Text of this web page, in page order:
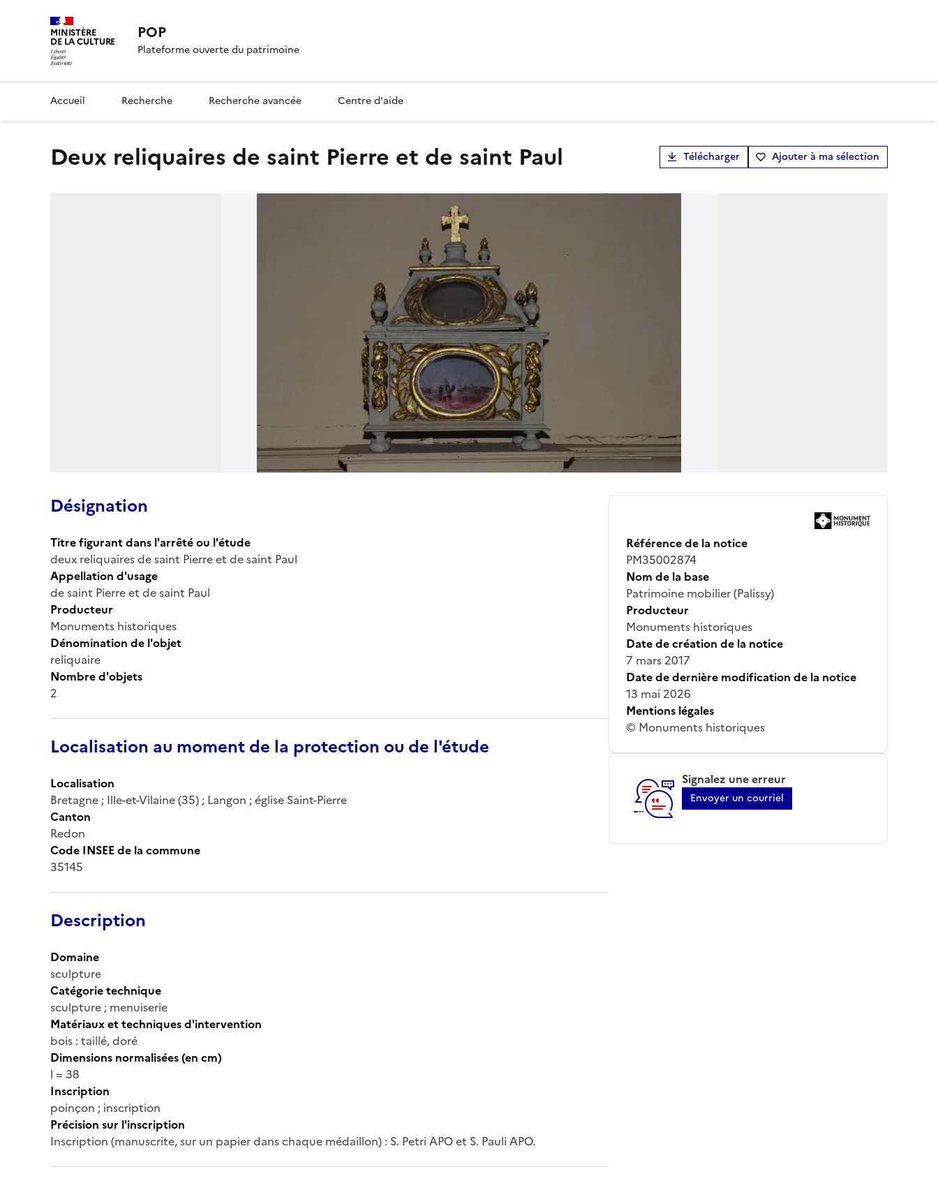
MINISTÈRE
DE LA CULTURE POP
Plateforme ouverte du patrimoine
Accueil Recherche Recherche avancée Centre d'aide
deux reliquaires de saint Pierre et de saint Paul Télécharger Ajouter à ma sélection
Désignation
Titre figurant dans l'arrêté ou l'étude
deux reliquaires de saint Pierre et de saint Paul
Appellation d'usage
de saint Pierre et de saint Paul
Producteur
Monuments historiques
Dénomination de l'objet
reliquaire
Nombre d'objets
2
Localisation au moment de la protection ou de l'étude
Localisation
Bretagne ; Ille-et-Vilaine (35) ; Langon ; église Saint-Pierre
Canton
Redon
Code INSEE de la commune
35145
Description
Domaine
sculpture
Catégorie technique
sculpture ; menuiserie
Matériaux et techniques d'intervention
bois : taillé, doré
Dimensions normalisées (en cm)
l = 38
Inscription
poinçon ; inscription
Précision sur l'inscription
Inscription (manuscrite, sur un papier dans chaque médaillon) : S. Petri APO et S. Pauli APO.
Référence de la notice
PM35002874
Nom de la base
Patrimoine mobilier (Palissy)
Producteur
Monuments historiques
Date de création de la notice
7 mars 2017
Date de dernière modification de la notice
13 mai 2026
Mentions légales
© Monuments historiques
Signalez une erreur
Envoyer un courriel